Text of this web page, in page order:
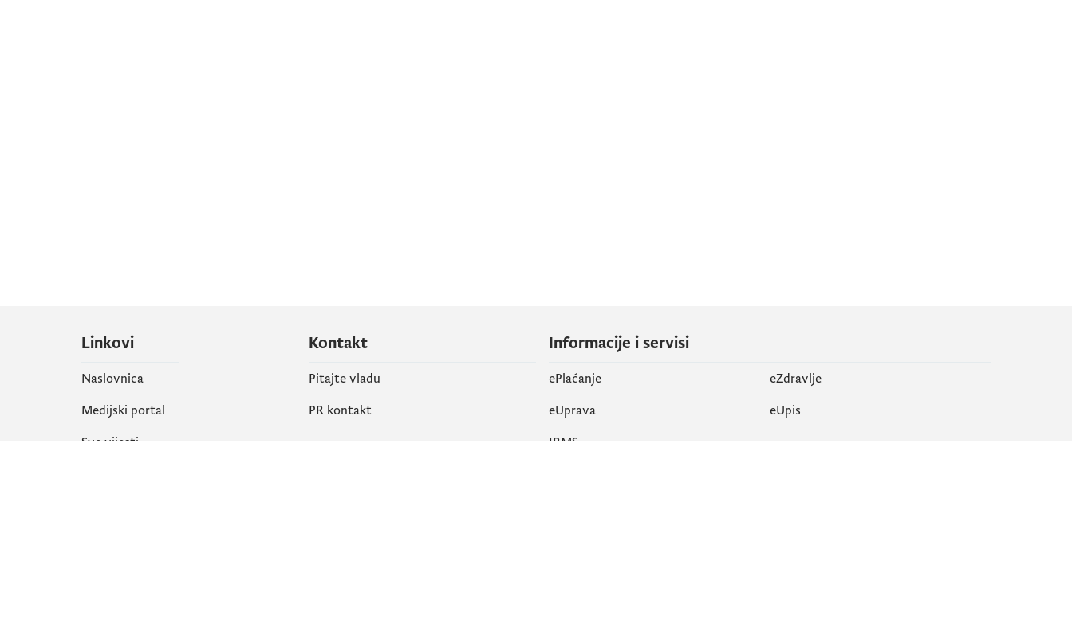
Linkovi
Naslovnica
Medijski portal
Sve vijesti
Kontakt
Pitajte vladu
PR kontakt
Informacije i servisi
ePlaćanje
eZdravlje
eUprava
еUpis
IRMS